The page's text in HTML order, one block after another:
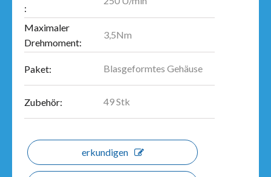
:
Maximaler
Drehmoment:
3,5Nm
Paket: Blasgeformtes Gehäuse
Zubehör: 49 Stk
erkundigen